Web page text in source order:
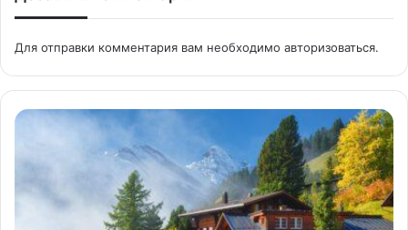
Для отправки комментария вам необходимо авторизоваться.